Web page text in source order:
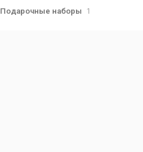
Подарочные наборы 1